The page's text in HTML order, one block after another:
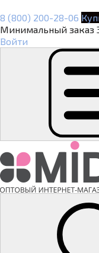
8 (800) 200-28-06
Минимальный заказ
Войти